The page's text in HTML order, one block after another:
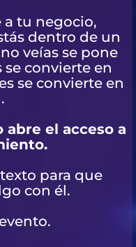
a tu negocio,
dentro de un
veías se pone
convierte en
se convierte en
el acceso a
para que
con él.